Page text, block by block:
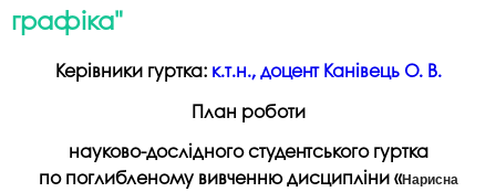
графіка"
Керівники гуртка: к.т.н., доцент Канівець О. В.
План роботи
науково-дослідного студентського гуртка
по поглибленому вивченню дисципліни «Нарисна